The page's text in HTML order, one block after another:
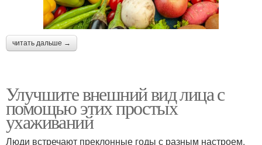
читать дальше →
Улучшите внешний вид лица с
помощью этих простых
ухаживаний
Люди встречают преклонные годы с разным настроем.